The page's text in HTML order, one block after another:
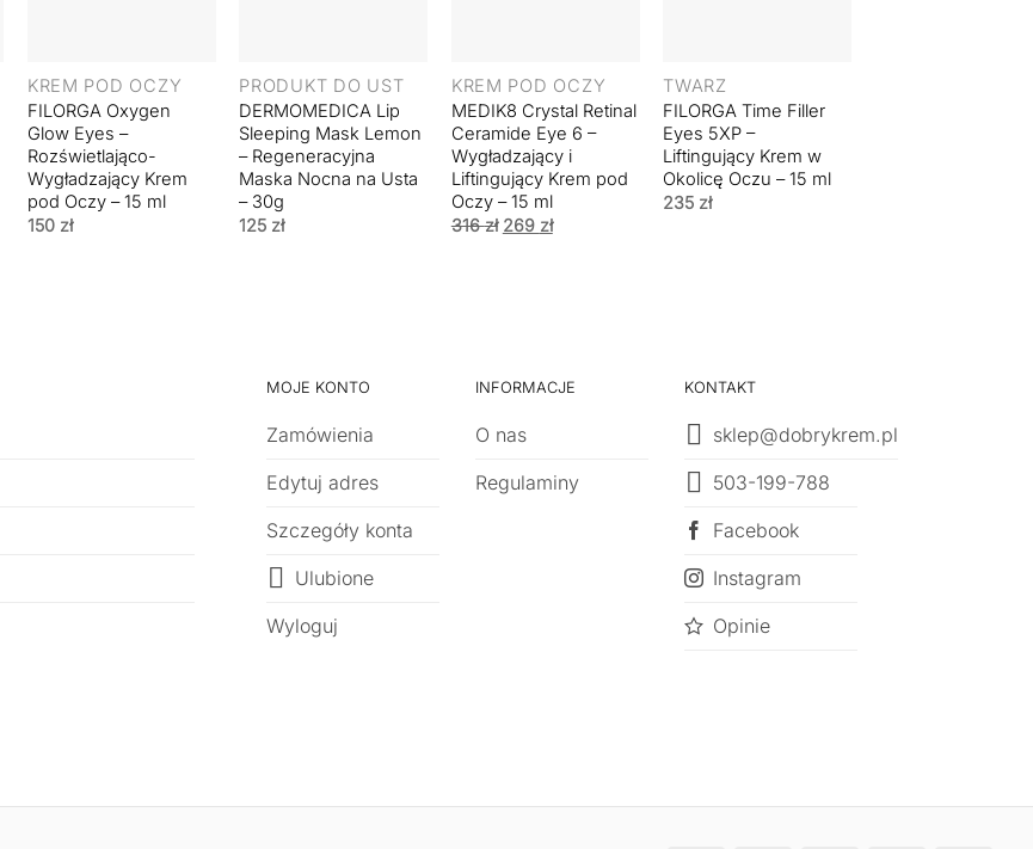
KREM POD OCZY
FILORGA Oxygen
Glow Eyes –
Rozświetlająco-
Wygładzający Krem
pod Oczy – 15 ml
150 zł
PRODUKT DO UST
DERMOMEDICA Lip
Sleeping Mask Lemon
– Regeneracyjna
Maska Nocna na Usta
– 30g
125 zł
KREM POD OCZY
MEDIK8 Crystal Retinal
Ceramide Eye 6 –
Wygładzający i
Liftingujący Krem pod
Oczy – 15 ml
316zł Pierwotna
cena
269 złAktualna
cena
TWARZ
FILORGA Time Filler
Eyes 5XP –
Liftingujący Krem w
Okolicę Oczu – 15 ml
235 zł
MOJE KONTO
Zamówienia
Edytuj adres
Szczegóły konta
Ulubione
Wyloguj
INFORMACJE
O nas
Regulaminy
KONTAKT
sklep@dobrykrem.pl
503-199-788
Facebook
Instagram
Opinie